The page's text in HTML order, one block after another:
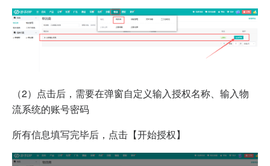
（2）点击后，需要在弹窗自定义输入授权名称、 输入物
流系统的账号密码
所有信息填写完毕后，点击【开始授权】